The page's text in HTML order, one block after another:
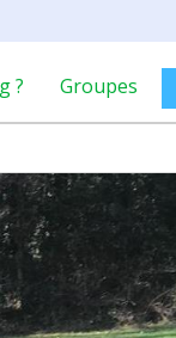
? Groupes